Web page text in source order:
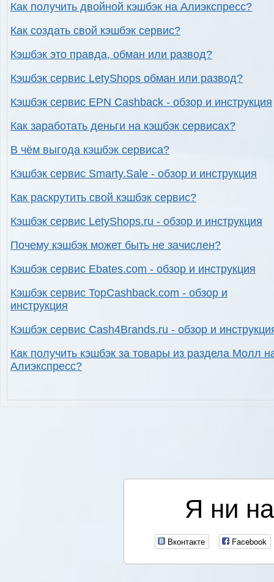
Как получить двойной кэшбэк на Алиэкспресс?
Как создать свой кэшбэк сервис?
Кэшбэк это правда, обман или развод?
Кэшбэк сервис LetyShops обман или развод?
Кэшбэк сервис EPN Cashback - обзор и инструкция
Как заработать деньги на кэшбэк сервисах?
В чём выгода кэшбэк сервиса?
Кэшбэк сервис Smarty.Sale - обзор и инструкция
Как раскрутить свой кэшбэк сервис?
Кэшбэк сервис LetyShops.ru - обзор и инструкция
Почему кэшбэк может быть не зачислен?
Кэшбэк сервис Ebates.com - обзор и инструкция
Кэшбэк сервис TopCashback.com - обзор и
инструкция
Кэшбэк сервис Cash4Brands.ru - обзор и
Как получить кэшбэк за товары из раздела Молл
Алиэкспресс?
Я ни
Вконтакте Facebook